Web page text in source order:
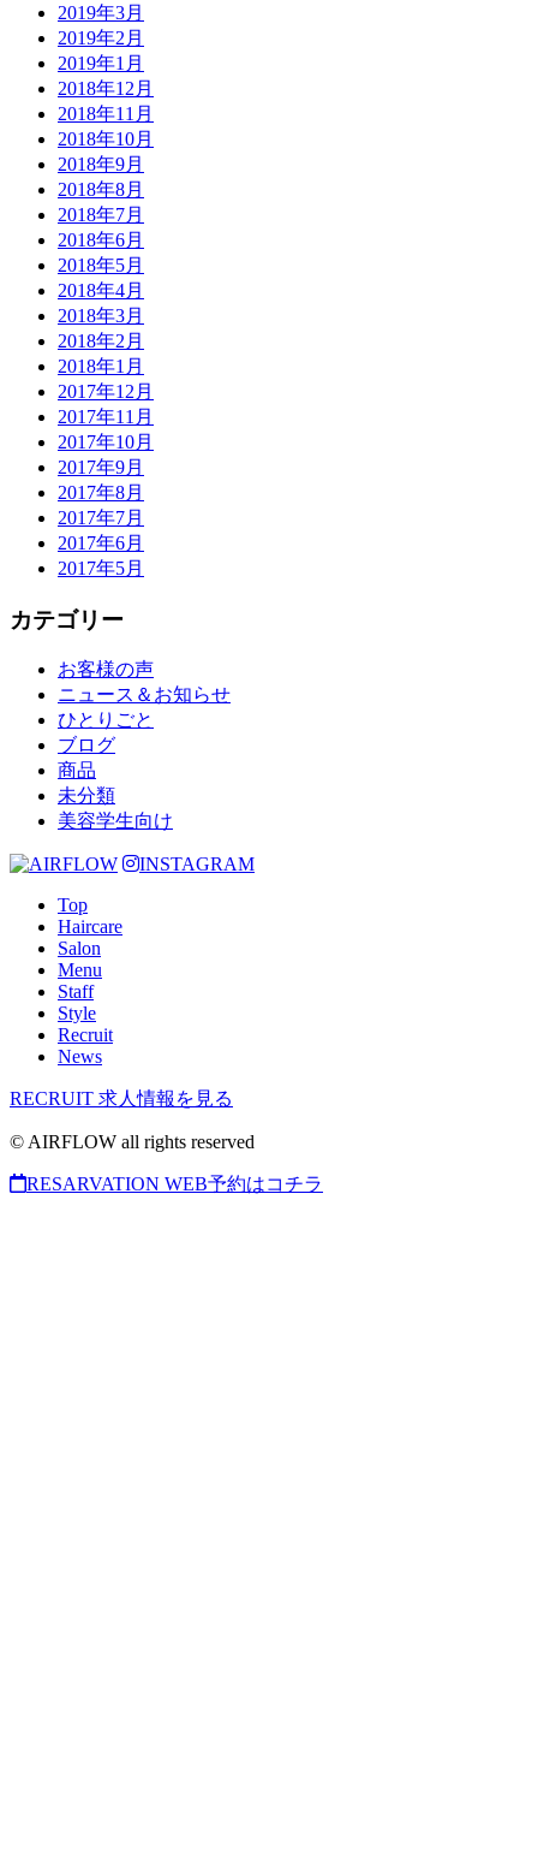
2019年3月
2019年2月
2019年1月
2018年12月
2018年11月
2018年10月
2018年9月
2018年8月
2018年7月
2018年6月
2018年5月
2018年4月
2018年3月
2018年2月
2018年1月
2017年12月
2017年11月
2017年10月
2017年9月
2017年8月
2017年7月
2017年6月
2017年5月
カテゴリー
お客様の声
ニュース＆お知らせ
ひとりごと
ブログ
商品
未分類
美容学生向け
INSTAGRAM
Top
Haircare
Salon
Menu
Staff
Style
Recruit
News
RECRUIT 求人情報を見る
© AIRFLOW all rights reserved
RESARVATION WEB予約はコチラ